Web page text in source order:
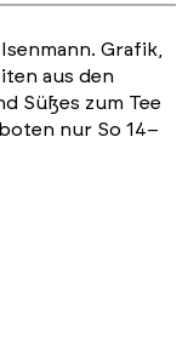
Grafik,
aus den
Süßes zum Tee
nur So 14–